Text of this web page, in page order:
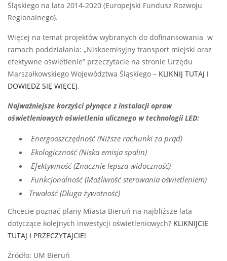
Śląskiego na lata 2014-2020 (Europejski Fundusz Rozwoju
Regionalnego).
Więcej na temat projektów wybranych do dofinansowania w
ramach poddziałania: „Niskoemisyjny transport miejski oraz
efektywne oświetlenie” przeczytacie na stronie Urzędu
Marszałkowskiego Województwa Śląskiego – KLIKNIJ TUTAJ I
DOWIEDZ SIĘ WIĘCEJ.
Najważniejsze korzyści płynące z instalacji opraw
oświetleniowych oświetlenia ulicznego w technologii LED:
Energooszczędność (Niższe rachunki za prąd)
Ekologiczność (Niska emisja spalin)
Efektywność (Znacznie lepsza widoczność)
Funkcjonalność (Możliwość sterowania oświetleniem)
Trwałość (Długa żywotność)
Chcecie poznać plany Miasta Bieruń na najbliższe lata
dotyczące kolejnych inwestycji oświetleniowych? KLIKNIJCIE
TUTAJ I PRZECZYTAJCIE!
Źródło: UM Bieruń